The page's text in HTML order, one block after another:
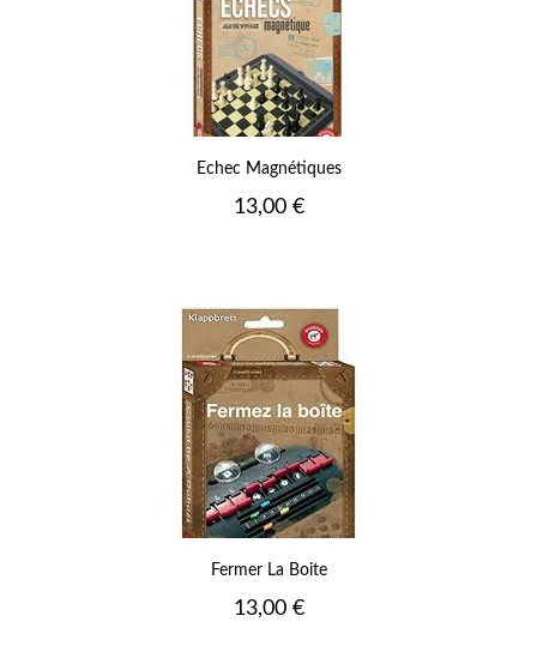
Echec Magnétiques
Prix
13,00 €
Fermer La Boite
Prix
13,00 €